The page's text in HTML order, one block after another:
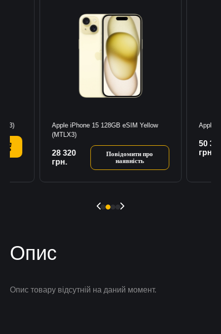
Apple iPhone 15 128GB eSIM Yellow
(MTLX3)
28 320
грн.
Повідомити про
наявність
Apple
50
грн.
Опис
Опис товару відсутній на даний момент.